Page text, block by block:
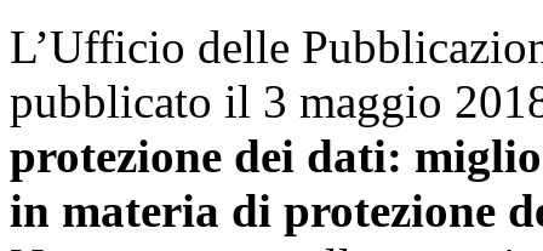
L’Ufficio delle
pubblicato il 3 maggio
protezione dei dati:
in materia di protezione